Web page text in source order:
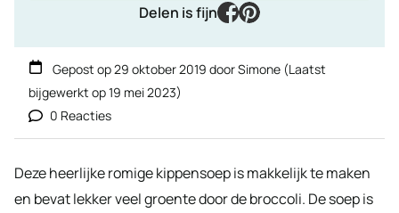
Delen is fijn
facebook
pinterest
Gepost op29 oktober 2019 doorSimone (Laatst
bijgewerkt op19 mei 2023)
0 Reacties
Deze heerlijke romige kippensoep is makkelijk te maken
en bevat lekker veel groente door de broccoli. De soep is